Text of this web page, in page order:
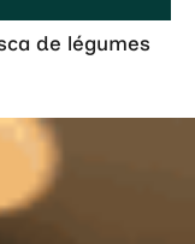
de légumes